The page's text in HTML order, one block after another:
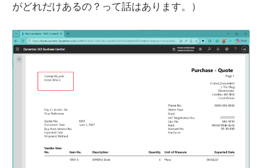
がどれだけあるの？って話はあります。）